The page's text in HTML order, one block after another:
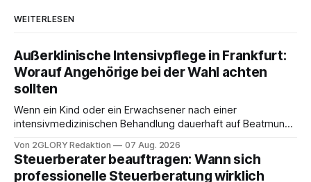
WEITERLESEN
Außerklinische Intensivpflege in Frankfurt:
Worauf Angehörige bei der Wahl achten
sollten
Wenn ein Kind oder ein Erwachsener nach einer
intensivmedizinischen Behandlung dauerhaft auf Beatmung
angewiesen ist, stellt sich für Familien eine schwierige
Frage: Muss die Versorgung dauerhaft in der Klinik bleiben –
Von 2GLORY Redaktion 07 Aug. 2026
Steuerberater beauftragen: Wann sich
professionelle Steuerberatung wirklich